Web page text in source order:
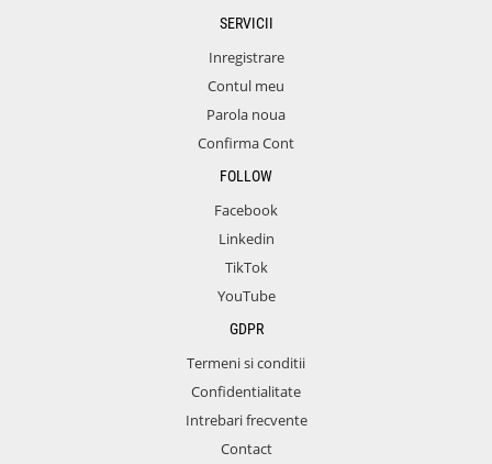
SERVICII
Inregistrare
Contul meu
Parola noua
Confirma Cont
FOLLOW
Facebook
Linkedin
TikTok
YouTube
GDPR
Termeni si conditii
Confidentialitate
Intrebari frecvente
Contact